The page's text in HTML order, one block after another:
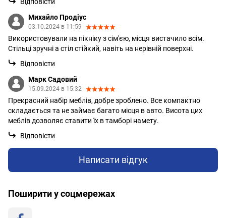
Михайло Продіус
03.10.2024 в 11:59
Використовували на пікніку з сім'єю, місця вистачило всім.
Стільці зручні а стіл стійкий, навіть на нерівній поверхні.
Відповісти
Марк Садовий
15.09.2024 в 15:32
Прекрасний набір меблів, добре зроблено. Все компактно
складається та не займає багато місця в авто. Висота цих
меблів дозволяє ставити їх в тамборі намету.
Відповісти
Написати відгук
Поширити у соцмережах